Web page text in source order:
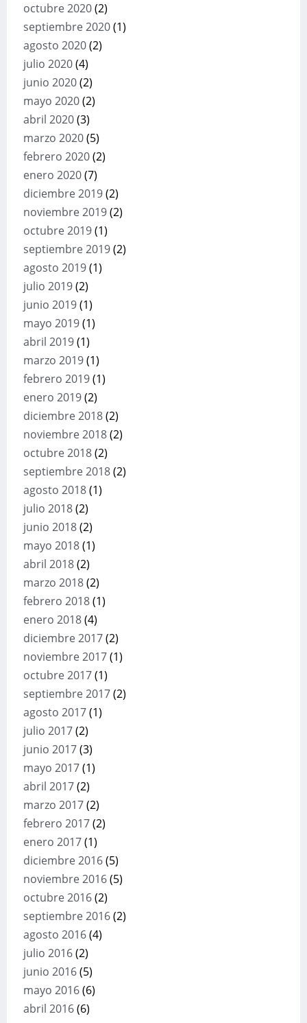
octubre 2020(2)
septiembre 2020(1)
agosto 2020(2)
julio 2020(4)
junio 2020(2)
mayo 2020(2)
abril 2020(3)
marzo 2020(5)
febrero 2020(2)
enero 2020(7)
diciembre 2019(2)
noviembre 2019(2)
octubre 2019(1)
septiembre 2019(2)
agosto 2019(1)
julio 2019(2)
junio 2019(1)
mayo 2019(1)
abril 2019(1)
marzo 2019(1)
febrero 2019(1)
enero 2019(2)
diciembre 2018(2)
noviembre 2018(2)
octubre 2018(2)
septiembre 2018(2)
agosto 2018(1)
julio 2018(2)
junio 2018(2)
mayo 2018(1)
abril 2018(2)
marzo 2018(2)
febrero 2018(1)
enero 2018(4)
diciembre 2017(2)
noviembre 2017(1)
octubre 2017(1)
septiembre 2017(2)
agosto 2017(1)
julio 2017(2)
junio 2017(3)
mayo 2017(1)
abril 2017(2)
marzo 2017(2)
febrero 2017(2)
enero 2017(1)
diciembre 2016(5)
noviembre 2016(5)
octubre 2016(2)
septiembre 2016(2)
agosto 2016(4)
julio 2016(2)
junio 2016(5)
mayo 2016(6)
abril 2016(6)